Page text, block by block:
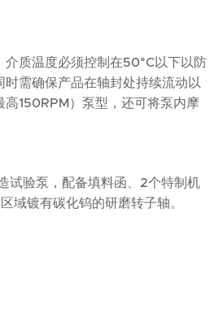
质温度必须控制在50°C以下以防
需确保产品在轴封处持续流动以
150RPM）泵型，还可将泵内摩
试验泵，配备填料函、2个特制机
域镀有碳化钨的研磨转子轴。